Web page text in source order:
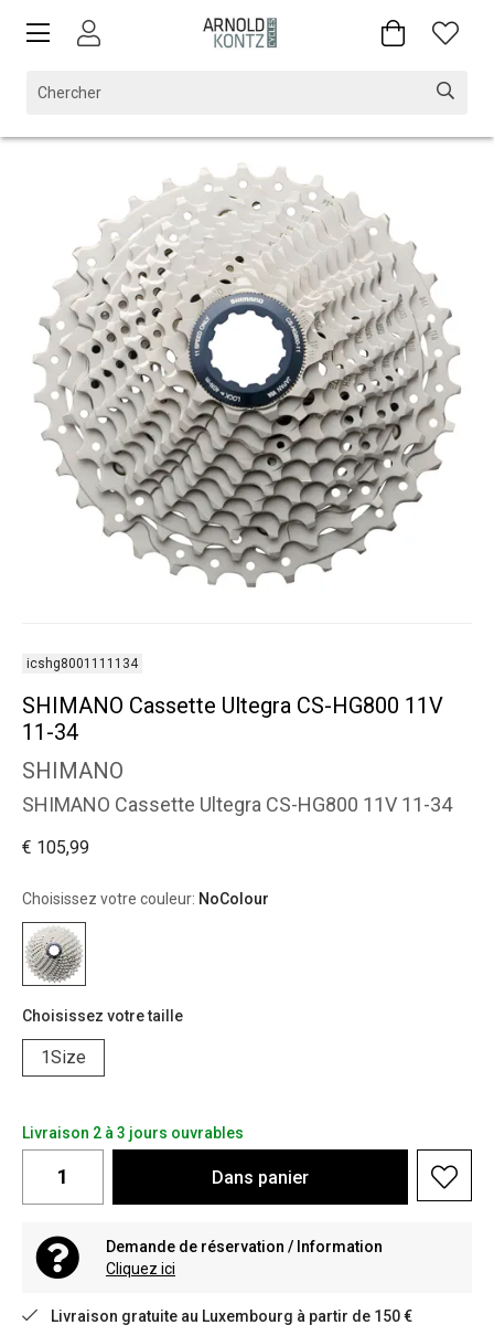
icshg8001111134
SHIMANO Cassette Ultegra CS-HG800 11V
11-34
SHIMANO
SHIMANO Cassette Ultegra CS-HG800 11V 11-34
€ 105,99
Choisissez votre couleur: NoColour
Choisissez votre taille
1Size
Livraison 2 à 3 jours ouvrables
Dans panier
Demande de réservation / Information
Cliquez ici
Livraison gratuite au Luxembourg à partir de 150 €